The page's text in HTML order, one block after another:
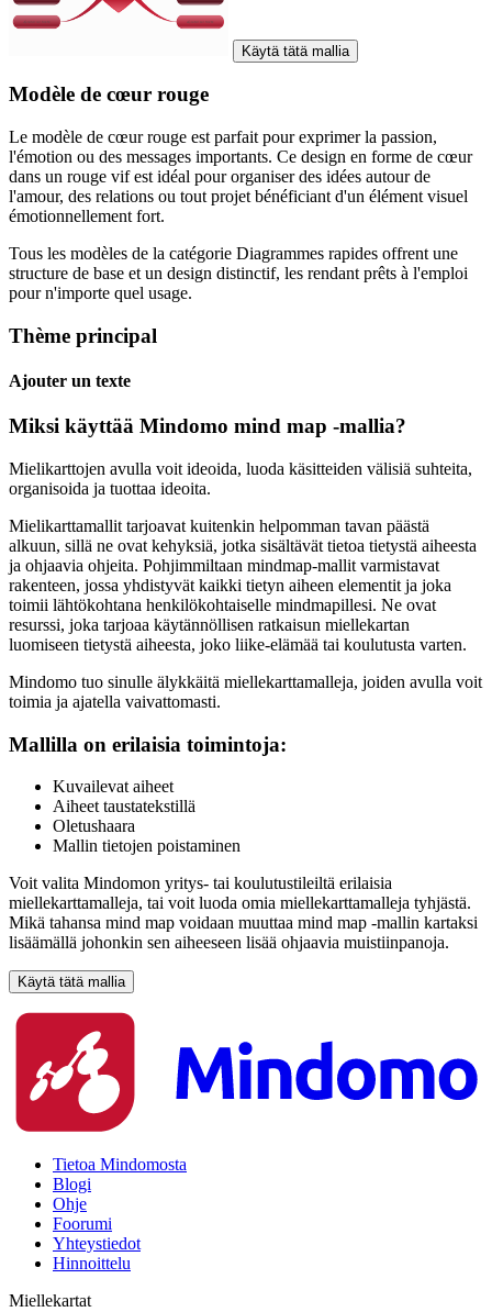
Käytä tätä mallia
Modèle de cœur rouge
Le modèle de cœur rouge est parfait pour exprimer la passion,
l'émotion ou des messages importants. Ce design en forme de cœur
dans un rouge vif est idéal pour organiser des idées autour de
l'amour, des relations ou tout projet bénéficiant d'un élément visuel
émotionnellement fort.
Tous les modèles de la catégorie Diagrammes rapides offrent une
structure de base et un design distinctif, les rendant prêts à l'emploi
pour n'importe quel usage.
Thème principal
Ajouter un texte
Miksi käyttää Mindomo mind map -mallia?
Mielikarttojen avulla voit ideoida, luoda käsitteiden välisiä suhteita,
organisoida ja tuottaa ideoita.
Mielikarttamallit tarjoavat kuitenkin helpomman tavan päästä
alkuun, sillä ne ovat kehyksiä, jotka sisältävät tietoa tietystä aiheesta
ja ohjaavia ohjeita. Pohjimmiltaan mindmap-mallit varmistavat
rakenteen, jossa yhdistyvät kaikki tietyn aiheen elementit ja joka
toimii lähtökohtana henkilökohtaiselle mindmapillesi. Ne ovat
resurssi, joka tarjoaa käytännöllisen ratkaisun miellekartan
luomiseen tietystä aiheesta, joko liike-elämää tai koulutusta varten.
Mindomo tuo sinulle älykkäitä miellekarttamalleja, joiden avulla voit
toimia ja ajatella vaivattomasti.
Mallilla on erilaisia toimintoja:
Kuvailevat aiheet
Aiheet taustatekstillä
Oletushaara
Mallin tietojen poistaminen
Voit valita Mindomon yritys- tai koulutustileiltä erilaisia
miellekarttamalleja, tai voit luoda omia miellekarttamalleja tyhjästä.
Mikä tahansa mind map voidaan muuttaa mind map -mallin kartaksi
lisäämällä johonkin sen aiheeseen lisää ohjaavia muistiinpanoja.
Käytä tätä mallia
Tietoa Mindomosta
Blogi
Ohje
Foorumi
Yhteystiedot
Hinnoittelu
Miellekartat